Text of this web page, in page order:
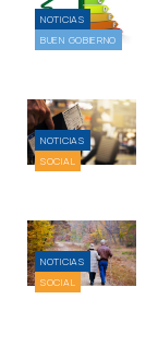
NOTICIAS
BUEN GOBIERNO
NOTICIAS
SOCIAL
NOTICIAS
SOCIAL